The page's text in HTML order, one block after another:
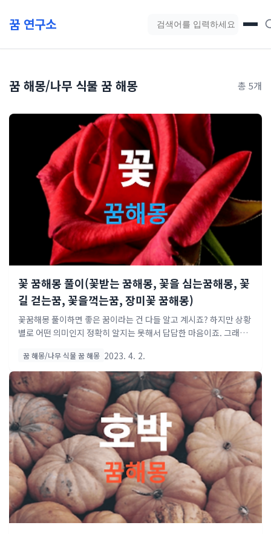
꿈 연구소 블로그 검색
꿈 해몽/나무 식물 꿈 해몽 총 5개
꽃 꿈해몽 풀이(꽃받는 꿈해몽, 꽃을 심는꿈해몽, 꽃
길 걷는꿈, 꽃을꺽는꿈, 장미꽃 꿈해몽)
꽃꿈해몽 풀이하면 좋은 꿈이라는 건 다들 알고 계시죠? 하지만 상황
별로 어떤 의미인지 정확히 알지는 못해서 답답한 마음이죠. 그래서
개 해드리는 꽃꿈 해몽 풀이 진행 해보려 합니다. 여러 가지 상황에 따
라 의미가 달라지는 점 참조하셔서 보시면 좋겠습니다. h2: 사람들이
가장 많이 찾는 꽃꿈 해몽 어떤 의미가 있는지 알아보겠습니다. 꽃 속
에서 여자아이가 나오는 꿈 오랫동안 노력한 성과물이나 작품으로 많
은 사람들을 감동시키게 될 꿈이에요. 꽃 속에서 여자아이가 나오는
꿈은 공들여온 일에서 기대 이상의 성과를 얻게 될 것을 의미해요. 또
한 연주나 공연을 통하여 감동을 받게 될 일이 생길 것인데 이로 인해
마음의 안정을 찾게 되고 정..
꿈 해몽/나무 식물 꿈 해몽 2023. 4. 2.